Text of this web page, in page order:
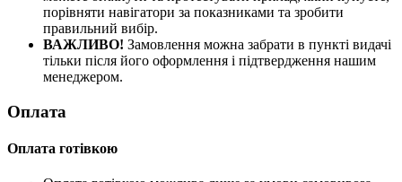
порівняти навігатори за показниками та зробити
правильний вибір.
ВАЖЛИВО! Замовлення можна забрати в пункті видачі
тільки після його оформлення і підтвердження нашим
менеджером.
Оплата
Оплата готівкою